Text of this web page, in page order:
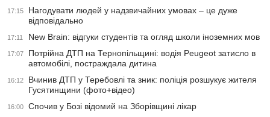
17:15
Нагодувати людей у надзвичайних умовах – це дуже
відповідально
17:11 New Brain: відгуки студентів та огляд школи іноземних мов
17:07
Потрійна ДТП на Тернопільщині: водія Peugeot затисло в
автомобілі, постраждала дитина
16:12
Вчинив ДТП у Теребовлі та зник: поліція розшукує жителя
Гусятинщини (фото+відео)
16:00 Спочив у Бозі відомий на Зборівщині лікар